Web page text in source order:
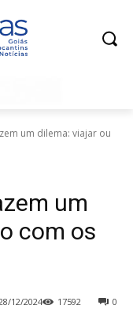
um dilema: viajar ou
um
com os
12/2024 0
17592